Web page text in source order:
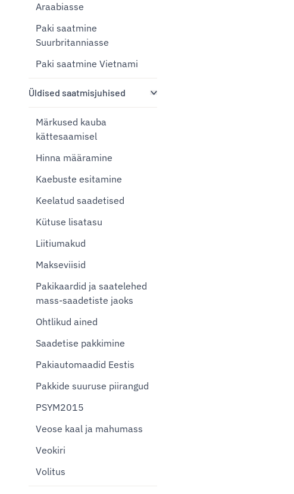
Araabiasse
Paki saatmine
Suurbritanniasse
Paki saatmine Vietnami
Üldised saatmisjuhised
Märkused kauba
kättesaamisel
Hinna määramine
Kaebuste esitamine
Keelatud saadetised
Kütuse lisatasu
Liitiumakud
Makseviisid
Pakikaardid ja saatelehed
mass-saadetiste jaoks
Ohtlikud ained
Saadetise pakkimine
Pakiautomaadid Eestis
Pakkide suuruse piirangud
PSYM2015
Veose kaal ja mahumass
Veokiri
Volitus